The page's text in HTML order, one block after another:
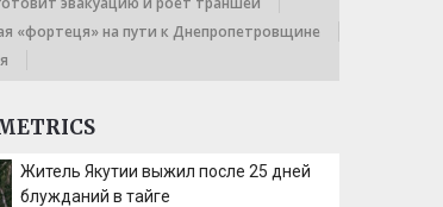
«фортеця» на пути к Днепропетровщине
Житель Якутии выжил после 25 дней
блужданий в тайге